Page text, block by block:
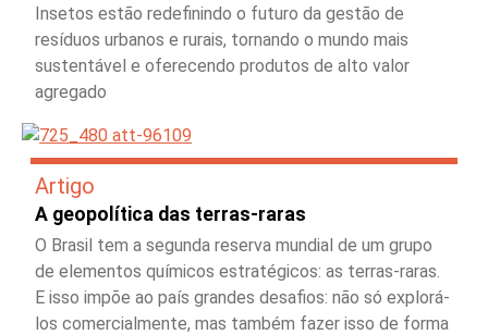
Insetos estão redefinindo o futuro da gestão de
resíduos urbanos e rurais, tornando o mundo mais
sustentável e oferecendo produtos de alto valor
agregado
Artigo
A geopolítica das terras-raras
O Brasil tem a segunda reserva mundial de um grupo
de elementos químicos estratégicos: as terras-raras.
E isso impõe ao país grandes desafios: não só explorá-
los comercialmente, mas também fazer isso de forma